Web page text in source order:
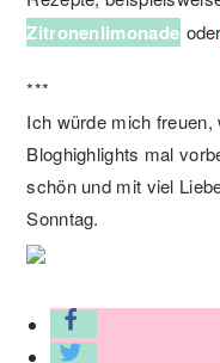
Zitronenlimonade oder
***
Ich würde mich
Bloghighlights mal
schön und mit viel
Sonntag.